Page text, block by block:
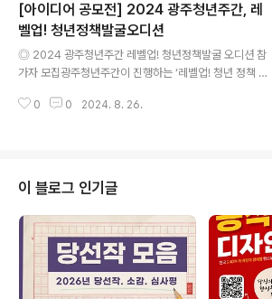
즈니스＋레저), 순창의 길, 가성비, 럭셔리 관광 등) ◎ 응
모자격(만 19세 이상) 순창군 관광에 관심 있는 누구나 ◎
접수기간2024. 8. 5.(월) ~ 2024. 9. 6.(금) 18:00 ※상
황에 따라 변동될 수 있음 ◎ 접수분야개인, 팀 中 택1* 개
중복지원 불가 (팀 구성원 포함)* 팀 구성인..
[아이디어 공모전] 2024 광주청년주간, 레
벨업! 청년정책발굴오디션
◎ 2024 광주청년주간 레벨업! 청년정책발굴 오디션 참
가자 모집광주청년주간이 진행하는 ‘레벨업! 청년 정책 발
에서 느낀 참신한 아이디어가 정책에 반영될 수 있도록 청
다. ◎ 공모주제성장, 발전, 문화, 청년, 노력, 희망, 비전 등
이미지를 제작할 수 있는 키워드와 대표 이미지를 만들어
제출(로고, 심벌, 대상을 특정 지을 수 있는 인물 이미지는
제외) ◎ 지원자격19세 이상 39세 이하의 청년 ◎ 기간
및 일정2024년 8월 16일 ~ 9월 6일, 18시 까지 접수최
종 발표 및 세부..
0 0 2024. 8. 26.
이 블로그 인기글